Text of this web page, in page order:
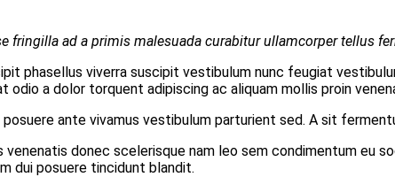
fringilla ad a primis malesuada curabitur ullamcorper tellus
phasellus viverra suscipit vestibulum nunc feugiat
a dolor torquent adipiscing ac aliquam mollis proin
ante vivamus vestibulum parturient sed. A sit
donec scelerisque nam leo sem condimentum eu
dui posuere tincidunt blandit.